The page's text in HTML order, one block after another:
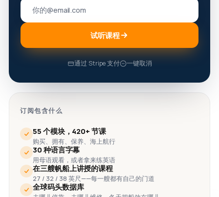
试听课程
通过 Stripe 支付 一键取消
订阅包含什么
55 个模块，420+ 节课
购买、拥有、保养、海上航行
30 种语言字幕
用母语观看，或者拿来练英语
在三艘帆船上讲授的课程
27 / 32 / 38 英尺——每一艘都有自己的门道
全球码头数据库